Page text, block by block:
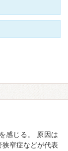
感じる。 原因は
窄症などが代表